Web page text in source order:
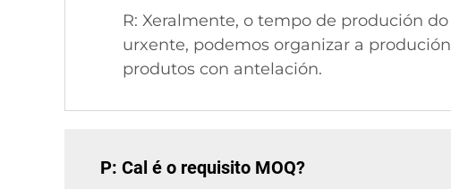
R: Xeralmente, o tempo de produción
urxente, podemos organizar a
produtos con antelación.
P: Cal é o requisito MOQ?